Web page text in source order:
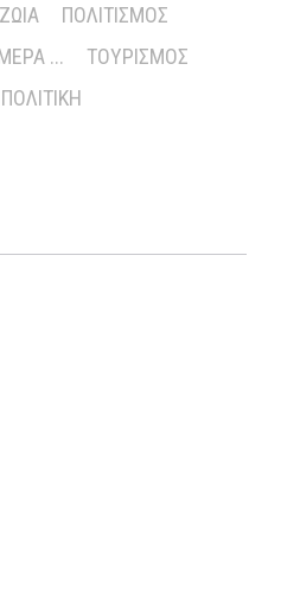
ΠΟΛΙΤΙΣΜΌΣ
...
ΤΟΥΡΙΣΜΌΣ
ΠΟΛΙΤΙΚΉ